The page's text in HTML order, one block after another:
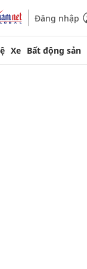
Đăng nhập
Xe Bất động sản